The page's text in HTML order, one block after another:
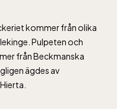
kommer från olika
Pulpeten och
från Beckmanska
ägdes av